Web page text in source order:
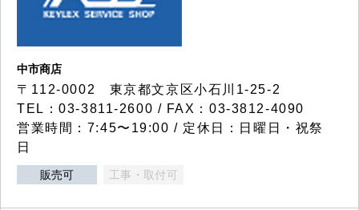
中市商店
〒112-0002 東京都文京区小石川1-25-2
TEL：03-3811-2600 / FAX：03-3812-4090
営業時間：7:45〜19:00 / 定休日：日曜日・祝祭
日
販売可 工事・取付可